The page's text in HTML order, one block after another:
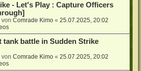
- Let's Play : Capture Officers
vonComrade Kimo «25.07.2025, 20:02
tank battle in Sudden Strike
vonComrade Kimo «25.07.2025, 20:02